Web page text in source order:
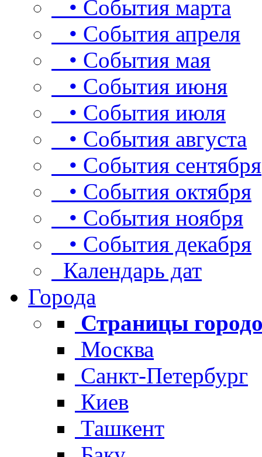
• События марта
• События апреля
• События мая
• События июня
• События июля
• События августа
• События сентября
• События октября
• События ноября
• События декабря
Календарь дат
Города
Страницы
Москва
Санкт-Петербург
Киев
Ташкент